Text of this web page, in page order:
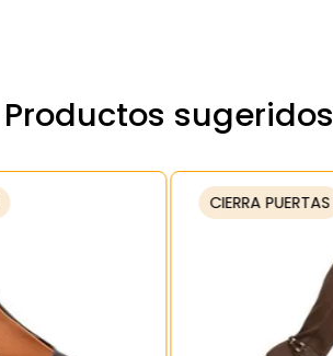
Productos sugeridos
CIERRA PUERTAS